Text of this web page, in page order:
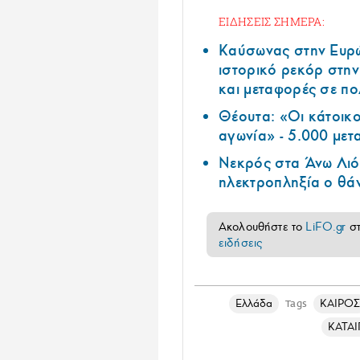
ΕΙΔΗΣΕΙΣ ΣΗΜΕΡΑ:
Καύσωνας στην
ιστορικό ρεκόρ
και μεταφορές σε
Θέουτα: «Οι
αγωνία» - 5.000
Νεκρός στα Άνω
ηλεκτροπληξία ο
Ακολουθήστε το LiFO.gr
ειδήσεις
Ελλάδα Tags
ΚΑΙΡΟΣ